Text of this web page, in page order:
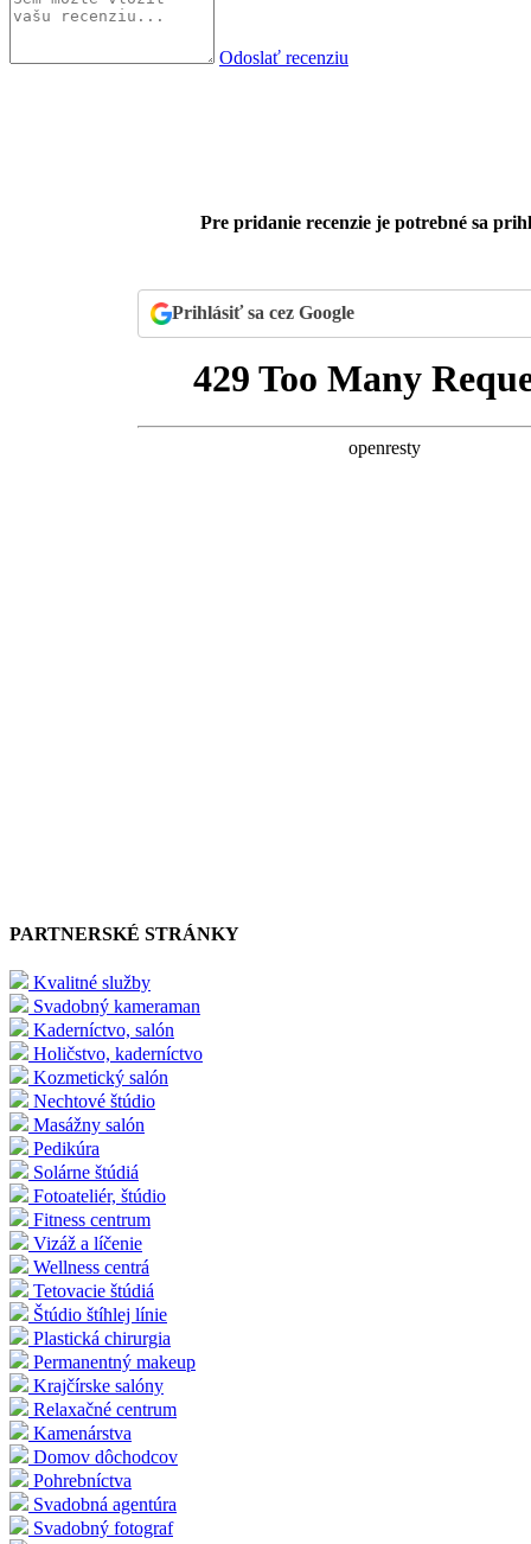
Odoslať recenziu
Pre pridanie recenzie je potrebné sa
Prihlásiť sa cez Google
PARTNERSKÉ STRÁNKY
Kvalitné služby
Svadobný kameraman
Kaderníctvo, salón
Holičstvo, kaderníctvo
Kozmetický salón
Nechtové štúdio
Masážny salón
Pedikúra
Solárne štúdiá
Fotoateliér, štúdio
Fitness centrum
Vizáž a líčenie
Wellness centrá
Tetovacie štúdiá
Štúdio štíhlej línie
Plastická chirurgia
Permanentný makeup
Krajčírske salóny
Relaxačné centrum
Kamenárstva
Domov dôchodcov
Pohrebníctva
Svadobná agentúra
Svadobný fotograf